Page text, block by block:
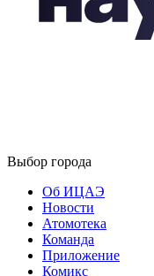
Выбор города
Об ИЦАЭ
Новости
Атомотека
Команда
Приложение
Комикс